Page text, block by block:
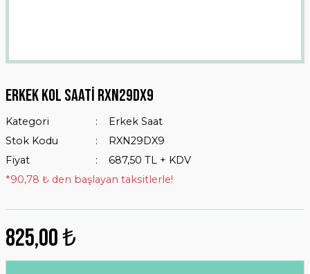
Erkek Kol Saati RXN29DX9
Kategori
Erkek Saat
Stok Kodu
RXN29DX9
Fiyat
687,50 TL + KDV
*90,78 ₺ den başlayan taksitlerle!
825,00 ₺